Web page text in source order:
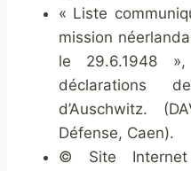
« Liste
mission
le 29.6.1948
déclarations
d’Auschwitz.
Défense, Caen).
© Site Internet